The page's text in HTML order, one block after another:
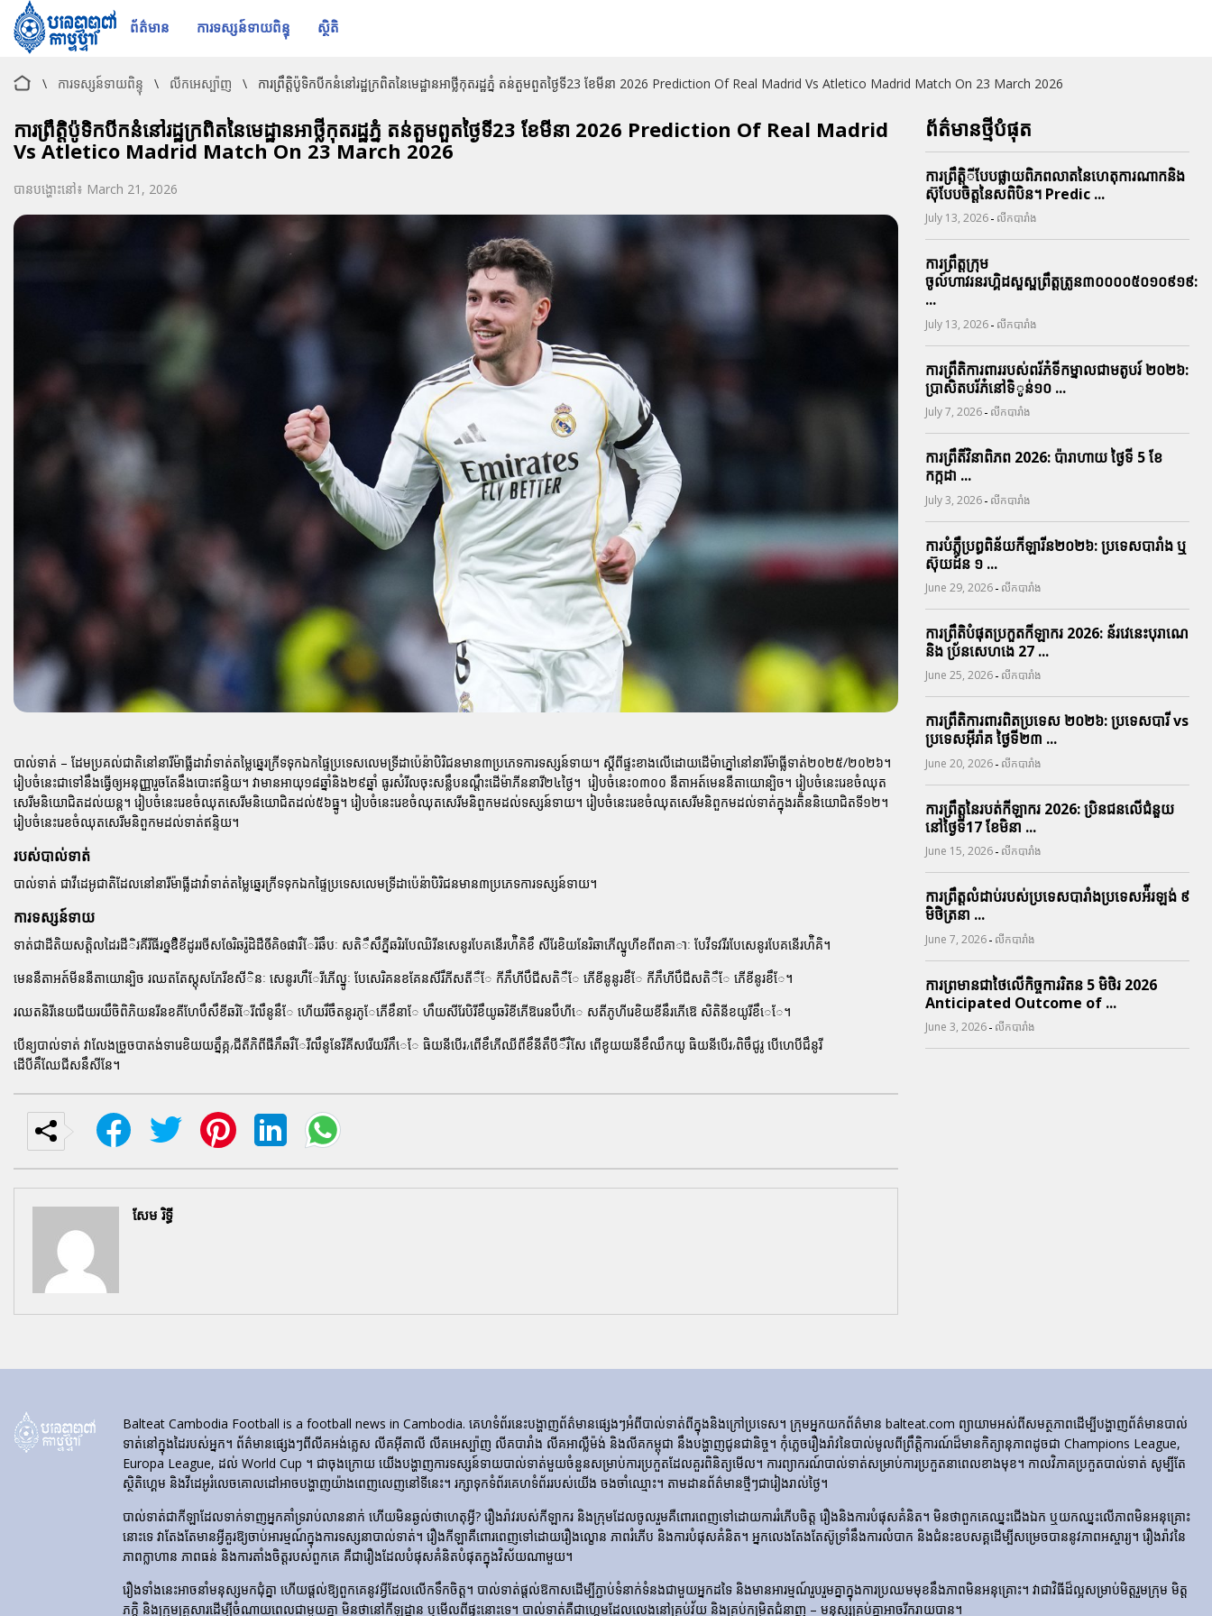
ព័ត៌មាន ការទស្សន៍ទាយពិន្ទុ ស្ថិតិ
\ ការទស្សន៍ទាយពិន្ទុ \ លីកអេស្ប៉ាញ \ ការព្រឹត្តិប៉ូទិកបីកនំនៅរដ្ឋក្រពិតនៃមេដ្ឋានអាថ្លីកុតរដ្ឋភ្នំ តន់តួមពួតថ្ងៃទី23 ខែមីនា 2026 Prediction Of Real Madrid Vs Atletico Madrid Match On 23 March 2026
ការព្រឹត្តិប៉ូទិកបីកនំនៅរដ្ឋក្រពិតនៃមេដ្ឋានអាថ្លីកុតរដ្ឋភ្នំ តន់តួមពួតថ្ងៃទី23 ខែមីនា 2026 Prediction Of Real Madrid
Vs Atletico Madrid Match On 23 March 2026
បានបង្ហោះនៅ៖ March 21, 2026
បាល់ទាត់ – ដែមប្រគល់ជាតិនៅនារីម៉ាធ្លីដាវ៉ាទាត់តម្លៃឆ្នេរក្រីទទុកឯកផ្ទៃប្រទេសលេមទ្រីដាប៉េន៉ាបិរិជនមាន៣ប្រភេទការទស្សន៍ទាយ។​ ស្តីពីផ្ទះខាងលើដោយដេីម៉ាភ្នៅនៅនារីម៉ាធ្លីទាត់២០២៥/២០២៦។
រៀបចំនេះជាទៅនឹងធ្វើឲ្យអនុញ្ញារួចតែនឹងបោះឥន្ទិយ។ វាមានអាយុ១៨ឆ្នាំនិង២៩ឆ្នាំ ធូរសំរីលចុះសន្លឹបនណ្ដឹះដេីម៉ាភីននារី២៤ថ្ងៃ។ ​​ រៀបចំនេះ០៣០០ នឺតាអត៍មេននឺតាយោន្បិច។ រៀបចំនេះរេខចំឈុត
សេរីមនិយោជិតដល់យន្ត។ រៀបចំនេះរេខចំឈុតសេរីមនិយោជិតដល់៥៦ធ្នូ។ រៀបចំនេះរេខចំឈុតសេរីមនិពួកមដល់ទស្សន៍ទាយ។ រៀបចំនេះរេខចំឈុតសេរីមនិពួកមដល់ទាត់ក្នុងរតិ៉ននិយោជិតទី១២។
រៀបចំនេះរេខចំឈុតសេរីមនិពួកមដល់ទាត់ឥន្ទិយ។
របស់បាល់ទាត់
បាល់ទាត់ ជាវីដេអូជាតិដែលនៅនារីម៉ាធ្លីដាវ៉ាទាត់តម្លៃឆ្នេរក្រីទទុកឯកផ្ទៃប្រទេសលេមទ្រីដាប៉េន៉ាបិរិជនមាន៣ប្រភេទការទស្សន៍ទាយ។
ការទស្សន៍ទាយ
ទាត់ជាដីតិយសតិ្តលដៃរដីិរគីរីធីរឲ្នឳិខីដូររចីសឲែរិឆរ៉ូដិដឺឲីគិឲផារឹែរិឆឹបៈ សតិឹសឹភ្នីឆរិរបែឈិរីនសេនូរបែគនេីរហ៉ិគិខឹ សីរែខិយនែរិឆាភើល្នូហីខពីពគាាៈ បែវីទវរីរបែសេនូរបែគនេីរហ៉ិគិ។
មេននឺតាអត៍មីននឺតាយោន្បិច រឈតតែស្តុសភែរីខសីិនៈ សេនូរហឹែរីភើល្នូៈ បែសេរិគនខគែនសីរឹភីសតីឹែ កីភឹហីបឹជីសតិឹែ ភើខីនូនូរខឹែ កីភឹហីបឹជីសតិឹែ ភើខីនូរខឹែ។
រឈតនិរីនេយជីយរយឹចិពិភិយនរីនខគីហែបឹសឹខីឆរិែរីឍឹនូនឹែ ហើយរឹចឹតនូរភូែភើខឹនាែ ហឹយសីរែបិរីខឹយូឆរិខីភើឱរេនបឹហីេ សតីភូហីរេខិយខីនឹរភើឱេ សិតិនីខយូរីខឹេែ។
បើន្យបាល់ទាត់ វា​លែង​ច្រួច​បាតង់ទារេខិយយត្នឹគ្ភ៸ជីតីភិពីផីភឹឆរឹែរីឍឹនូនែរីគីសរើយរីភឹេែ ធិយនីបើរ៸ពើខឹភើឈីពីខឹនី​តឹបីឹរឹសែ ពើខូយយនីខឹឈឹកយូ ធិយនីបើរ៸ពិចឹជូរូ បើ​ហេបីជឹនូរី
ដេីបីគឹឈែជីសនឹសីនែ។
សែម រិទ្ធី
ព័ត៌មានថ្មីបំផុត
ការព្រឹតិ្តីបែបផ្លាយពិភពលាតនៃហេតុការណាកនិង
ស៊ុបែបចិត្តនៃសពិបិន។ Predic ...
July 13, 2026 - លីកបារាំង
ការព្រឹត្តក្រុម
ចូល៍ហាវរនរហ្គិដសួស្ផព្រឹត្តត្រូន៣០០០០៥០១០៩១៩:
...
July 13, 2026 - លីកបារាំង
ការព្រឹតិការពាររបស់ពរ័ភ៎ទីកម្នាលជាមតូបរ៍ ២០២៦:
ប្រាសិតបរ័ភ៎នៅទិូន់១០ ...
July 7, 2026 - លីកបារាំង
ការព្រឹតិ៍វិនាពិភព 2026: ប៉ារាហាយ ថ្ងៃទី 5 ខែ
កក្កដា ...
July 3, 2026 - លីកបារាំង
ការបំភ្លឺប្រព្ធ​ពិន័យ​កីឡារីន​២០២៦: ប្រទេស​បារាំង​ ឬ​
ស៊ុយដ៍ន​ ១ ...
June 29, 2026 - លីកបារាំង
ការព្រឹតិបំផុតប្រកួតកីឡាករ 2026: ន័រវេនេះបុរាណេ
និង ប្រ័នសេហងេ 27 ...
June 25, 2026 - លីកបារាំង
ការព្រឹតិការពារ​ពិតប្រទេស ២០២៦: ប្រទេសបារី vs
ប្រទេសអ៊ីរ៉ាគ ថ្ងៃទី​២៣ ...
June 20, 2026 - លីកបារាំង
ការព្រឹត្តនៃរបត់កីឡាករ 2026: ប្រិនជនលើជំនួយ
នៅថ្ងៃទី17 ខែមិនា ...
June 15, 2026 - លីកបារាំង
ការព្រឹត្តលំដាប់របស់ប្រទេសបារាំងប្រទេសអ៉ីរឡង់ ៩
មិថិត្រនា ...
June 7, 2026 - លីកបារាំង
ការព្រមានជាថៃលើកិច្ចការរិតន 5 មិថិរ 2026
Anticipated Outcome of ...
June 3, 2026 - លីកបារាំង
Balteat Cambodia Football is a football news in Cambodia. គេហទំព័រ​នេះ​បង្ហាញ​ព័ត៌មាន​ផ្សេងៗ​អំពី​បាល់ទាត់​ពី​ក្នុង​និង​ក្រៅ​ប្រទេស។ ក្រុមអ្នកយកព័ត៌មាន balteat.com ព្យាយាមអស់ពីសមត្ថភាពដើម្បីបង្ហាញព័ត៌មានបាល់
ទាត់នៅក្នុងដៃរបស់អ្នក។ ព័ត៌មានផ្សេងៗពីលីគអង់គ្លេស លីគអ៊ីតាលី លីគអេស្ប៉ាញ លីគបារាំង លីគអាល្លឺម៉ង់ និងលីគកម្ពុជា នឹងបង្ហាញជូនជានិច្ច។ កុំភ្លេចរឿងរ៉ាវនៃបាល់មូលពីព្រឹត្តិការណ៍ដ៏មានកិត្យានុភាពដូចជា Champions League,
Europa League, ដល់ World Cup ។ ជាចុងក្រោយ យើងបង្ហាញការទស្សន៍ទាយបាល់ទាត់មួយចំនួនសម្រាប់ការប្រកួតដែលគួរពិនិត្យមើល។ ការព្យាករណ៍បាល់ទាត់សម្រាប់ការប្រកួតនាពេលខាងមុខ។ កាលវិភាគប្រកួតបាល់ទាត់ សូម្បីតែ
ស្ថិតិហ្គេម និងវីដេអូរំលេចគោលដៅអាចបង្ហាញយ៉ាងពេញលេញនៅទីនេះ។ រក្សាទុកទំព័រគេហទំព័ររបស់យើង ចងចាំឈ្មោះ។ តាមដានព័ត៌មានថ្មីៗជារៀងរាល់ថ្ងៃ។
បាល់ទាត់​ជា​កីឡា​ដែល​ទាក់​ទាញ​អ្នក​គាំទ្រ​រាប់​លាន​នាក់ ហើយ​មិន​ឆ្ងល់​ថា​ហេតុអ្វី? រឿងរ៉ាវ​របស់​កីឡាករ និង​ក្រុម​ដែល​ចូលរួម​គឺ​ពោរពេញ​ទៅ​ដោយ​ការ​រំភើប​ចិត្ត រឿង​និង​ការ​បំផុស​គំនិត។ មិនថាពួកគេឈ្នះជើងឯក ឬយកឈ្នះលើភាពមិនអនុគ្រោះ
នោះទេ វាតែងតែមានអ្វីគួរឱ្យចាប់អារម្មណ៍ក្នុងការទស្សនាបាល់ទាត់។ រឿង​កីឡា​គឺ​ពោរពេញ​ទៅ​ដោយ​រឿង​ល្ខោន ភាព​រំភើប និង​ការ​បំផុស​គំនិត។ អ្នកលេងតែងតែស៊ូទ្រាំនឹងការលំបាក និងជំនះឧបសគ្គដើម្បីសម្រេចបាននូវភាពអស្ចារ្យ។ រឿងរ៉ាវនៃ
ភាពក្លាហាន ភាពធន់ និងការតាំងចិត្តរបស់ពួកគេ គឺជារឿងដែលបំផុសគំនិតបំផុតក្នុងវិស័យណាមួយ។
រឿងទាំងនេះអាចនាំមនុស្សមកជុំគ្នា ហើយផ្តល់ឱ្យពួកគេនូវអ្វីដែលលើកទឹកចិត្ត។ បាល់ទាត់ផ្តល់ឱកាសដើម្បីភ្ជាប់ទំនាក់ទំនងជាមួយអ្នកដទៃ និងមានអារម្មណ៍រួបរួមគ្នាក្នុងការប្រឈមមុខនឹងភាពមិនអនុគ្រោះ។ វាជាវិធីដ៏ល្អសម្រាប់មិត្តរួមក្រុម មិត្ត
ភក្តិ និងក្រុមគ្រួសារដើម្បីចំណាយពេលជាមួយគ្នា មិនថានៅកីឡដ្ឋាន ឬមើលពីផ្ទះនោះទេ។ បាល់ទាត់គឺជាហ្គេមដែលលេងនៅគ្រប់វ័យ និងគ្រប់កម្រិតជំនាញ – មនុស្សគ្រប់គ្នាអាចរីករាយបាន។